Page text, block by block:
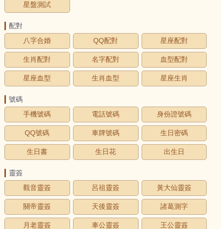
星盤測試
配對
八字合婚
QQ配對 星座配對
生肖配對 名字配對 血型配對
星座血型 生肖血型 星座生肖
號碼
手機號碼
電話號碼 身份證號碼
QQ號碼 車牌號碼 生日密碼
生日書 生日花 出生日
靈簽
觀音靈簽
呂祖靈簽 黃大仙靈簽
關帝靈簽 天後靈簽 諸葛測字
月老靈簽 車公靈簽 王公靈簽